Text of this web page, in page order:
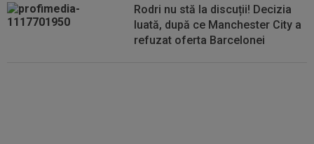
Rodri nu stă la discuții! Decizia
luată, după ce Manchester City a
refuzat oferta Barcelonei